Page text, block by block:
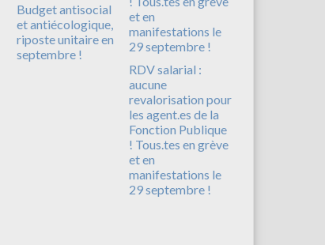
Budget antisocial
et antiécologique,
riposte unitaire en
septembre !
RDV salarial :
aucune
revalorisation pour
les agent.es de la
Fonction Publique
! Tous.tes en grève
et en
manifestations le
29 septembre !